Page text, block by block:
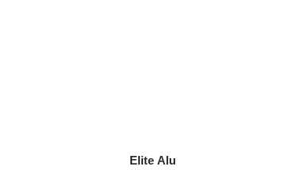
Elite Alu